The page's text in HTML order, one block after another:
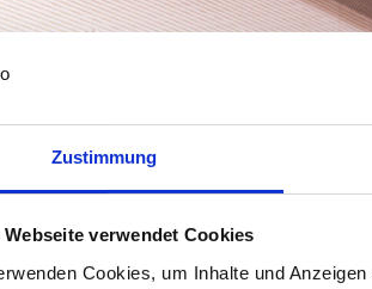
Zustimmung
Webseite verwendet Cookies
Cookies, um Inhalte und